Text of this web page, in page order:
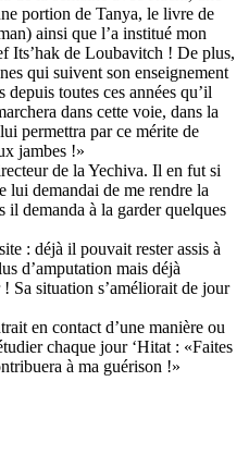
portion de Tanya, le livre de
ainsi que l’a institué mon
Its’hak de Loubavitch ! De plus,
qui suivent son enseignement
toutes ces années qu’il
dans cette voie, dans la
permettra par ce mérite de
jambes !»
de la Yechiva. Il en fut si
lui demandai de me rendre la
il demanda à la garder quelques
: déjà il pouvait rester assis à
d’amputation mais déjà
Sa situation s’améliorait de jour
en contact d’une manière ou
chaque jour ‘Hitat : «Faites
à ma guérison !»